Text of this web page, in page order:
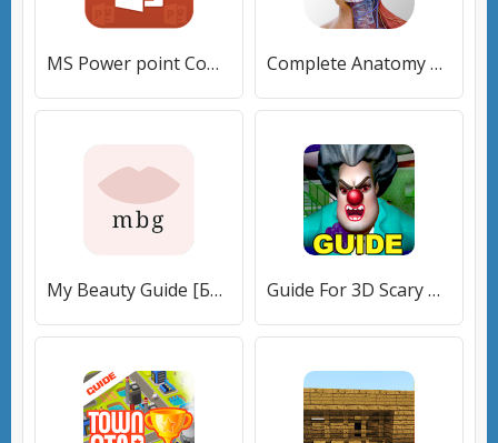
MS Power point Complete Course [Полная версия] Complete Anatomy 2022 [Без рекламы]
My Beauty Guide [Без рекламы] Guide For 3D Scary Teacher [Unlocked]